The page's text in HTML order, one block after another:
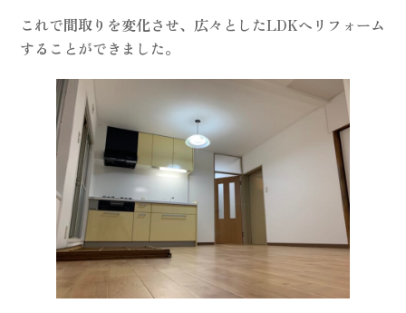
これで間取りを変化させ、広々としたLDKへリフォーム
することができました。